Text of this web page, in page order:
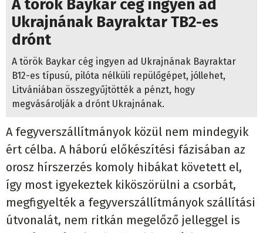
Ukrajnának Bayraktar TB2-es
drónt
A török Baykar cég ingyen ad Ukrajnának Bayraktar
B12-es típusú, pilóta nélküli repülőgépet, jóllehet,
Litvániában összegyűjtötték a pénzt, hogy
megvásárolják a drónt Ukrajnának.
ért célba. A háború előkészítési fázisában az
orosz hírszerzés komoly hibákat követett el,
így most igyekeztek kiköszörülni a csorbát,
megfigyelték a fegyverszállítmányok szállítási
útvonalát, nem ritkán megelőző jelleggel is
csapást mértek a fontosabb vasúti